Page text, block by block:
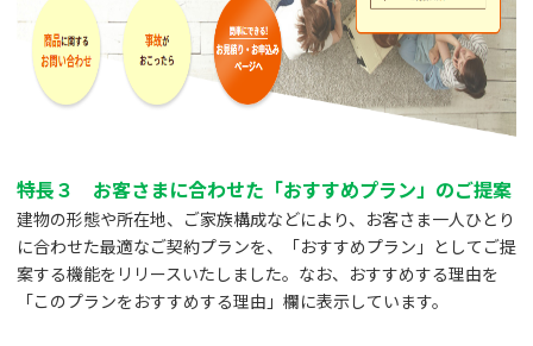
特長３ お客さまに合わせた「おすすめプラン」のご提案
建物の形態や所在地、ご家族構成などにより、お客さま一人ひとり
に合わせた最適なご契約プランを、「おすすめプラン」としてご提
案する機能をリリースいたしました。なお、おすすめする理由を
「このプランをおすすめする理由」欄に表示しています。